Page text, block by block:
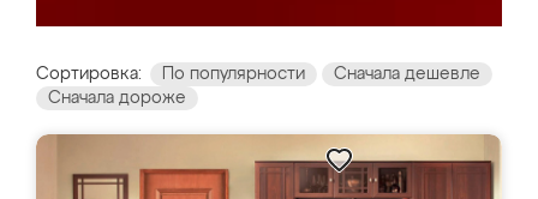
Сортировка: По популярности
Сначала дешевле
Сначала дороже